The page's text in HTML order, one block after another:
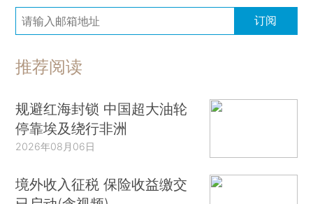
订阅
推荐阅读
规避红海封锁 中国超大油轮
停靠埃及绕行非洲
2026年08月06日
境外收入征税 保险收益缴交